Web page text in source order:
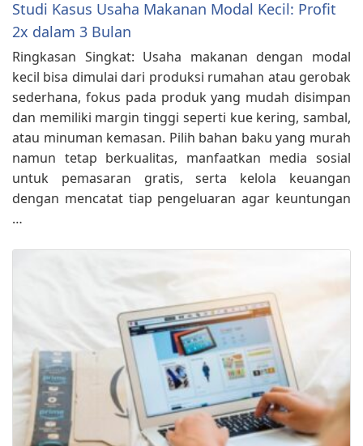
Studi Kasus Usaha Makanan Modal Kecil: Profit
2x dalam 3 Bulan
Ringkasan Singkat: Usaha makanan dengan modal
kecil bisa dimulai dari produksi rumahan atau gerobak
sederhana, fokus pada produk yang mudah disimpan
dan memiliki margin tinggi seperti kue kering, sambal,
atau minuman kemasan. Pilih bahan baku yang murah
namun tetap berkualitas, manfaatkan media sosial
untuk pemasaran gratis, serta kelola keuangan
dengan mencatat tiap pengeluaran agar keuntungan
…